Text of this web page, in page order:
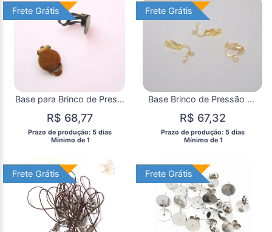
Frete Grátis
Frete Grátis
Base para Brinco de Pressão Bronze Antigo (10 Pares)
R$ 68,77
Prazo de produção: 5 dias
  Mínimo de 1
Frete Grátis
Frete Grátis
Base Brinco de Pressão 1 Saída Dourado ( 10 Pares)
R$ 67,32
Prazo de produção: 5 dias
  Mínimo de 1
Frete Grátis
Frete Grátis Frete Grátis
Frete Grátis